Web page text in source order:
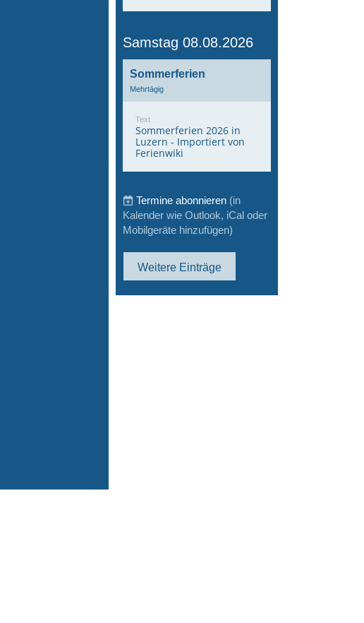
Samstag 08.08.2026
Sommerferien
Mehrtägig
Text
Sommerferien 2026 in
Luzern - Importiert von
Ferienwiki
Termine abonnieren (in
Kalender wie Outlook, iCal oder
Mobilgeräte hinzufügen)
Weitere Einträge